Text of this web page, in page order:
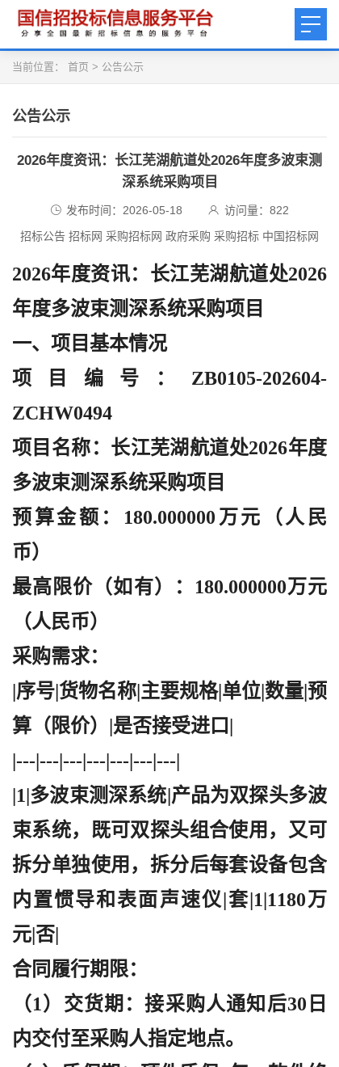
当前位置： 首页 > 公告公示
公告公示
2026年度资讯：长江芜湖航道处2026年度多波束测
深系统采购项目
发布时间：2026-05-18 访问量： 822
招标公告 招标网 采购招标网 政府采购 采购招标 中国招标网
2026年度资讯：长江芜湖航道处2026
年度多波束测深系统采购项目
一、项目基本情况
项目编号： ZB0105-202604-
ZCHW0494
项目名称：长江芜湖航道处2026年度
多波束测深系统采购项目
预算金额： 180.000000万元（人民
币）
最高限价（如有）： 180.000000万元
（人民币）
采购需求：
|序号|货物名称|主要规格|单位|数量|预
算（限价）|是否接受进口|
|---|---|---|---|---|---|---|
|1|多波束测深系统|产品为双探头多波
束系统，既可双探头组合使用，又可
拆分单独使用，拆分后每套设备包含
内置惯导和表面声速仪|套|1|1180万
元|否|
合同履行期限：
（1）交货期：接采购人通知后30日
内交付至采购人指定地点。